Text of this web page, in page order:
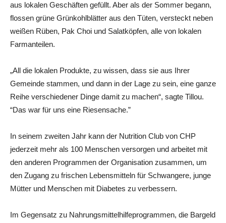
aus lokalen Geschäften gefüllt. Aber als der Sommer begann,
flossen grüne Grünkohlblätter aus den Tüten, versteckt neben
weißen Rüben, Pak Choi und Salatköpfen, alle von lokalen
Farmanteilen.
„All die lokalen Produkte, zu wissen, dass sie aus Ihrer
Gemeinde stammen, und dann in der Lage zu sein, eine ganze
Reihe verschiedener Dinge damit zu machen“, sagte Tillou.
“Das war für uns eine Riesensache.”
In seinem zweiten Jahr kann der Nutrition Club von CHP
jederzeit mehr als 100 Menschen versorgen und arbeitet mit
den anderen Programmen der Organisation zusammen, um
den Zugang zu frischen Lebensmitteln für Schwangere, junge
Mütter und Menschen mit Diabetes zu verbessern.
Im Gegensatz zu Nahrungsmittelhilfeprogrammen, die Bargeld